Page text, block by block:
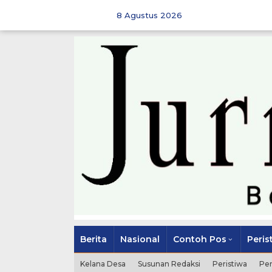
8 Agustus 2026
Berita Nasional Contoh Pos
Kelana Desa Susunan Redaksi Peristiwa